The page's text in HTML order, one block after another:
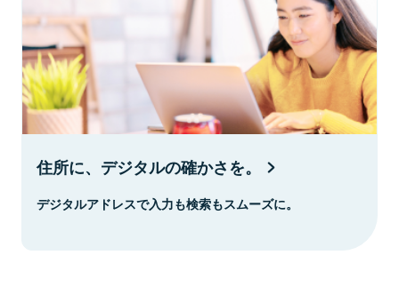
住所に、デジタルの確かさを。
デジタルアドレスで入力も検索もスムーズに。